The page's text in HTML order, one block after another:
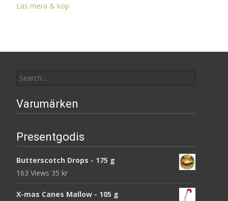
Läs mera & köp
for:
Varumärken
Presentgodis
Butterscotch Drops - 175 g
163 Views 35 kr
X-mas Canes Mallow - 105 g